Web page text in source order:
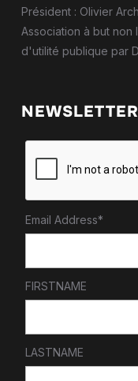
Président : Olivier
Association à but non
d'utilité publique par
NEWSLETTER
Email Address*
FIRSTNAME
LASTNAME